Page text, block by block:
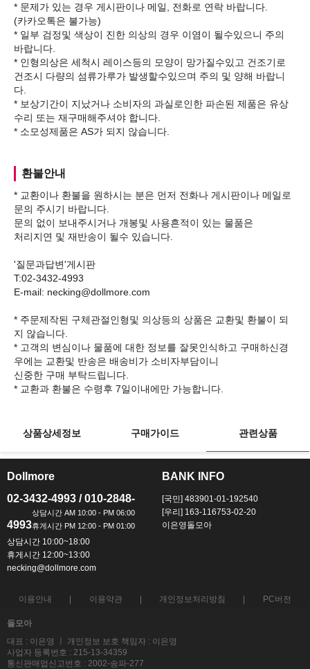
* 문제가 있는 경우 게시판이나 메일, 전화로 연락 바랍니다.
(카카오톡은 불가능)
* 일부 검정및 색상이 진한 의상의 경우 이염이 될수있으니 주의
바랍니다.
* 인형의상은 세척시 레이스등의 모양이 망가질수있고 건조기로
건조시 다량의 섬류가루가 발생할수있으며 주의 및 양해 바랍니
다.
* 보상기간이 지났거나 소비자의 과실로인한 파손된 제품은 유상
수리 또는 재구매해주셔야 합니다.
환불안내
* 교환이나 환불을 원하시는 분은 먼저 전화나 게시판이나 메일로
문의 주시기 바랍니다.
문의 없이 보내주시거나 개봉및 사용흔적이 있는 물품은
처리지연 및 재반송이 될수 있습니다.
'질문과답변'게시판
T:02-3432-4993
E-mail: necking@dollmore.com
* 주문제작된 구체관절인형및 의상등의 상품은 교환및 환불이 되
지 않습니다.
* 고객의 변심이나 물품에 대한 정보를 잘못인식하고 구매하신경
우에는 교환및 반송은 배송비가 소비자부담이니
신중한 구매 부탁드립니다.
상품상세정보 구매가이드 관련상품
Dollmore
02-3432-4993 / 010-2848-
4993
상담시간 10:00~18:00
휴게시간 12:00~13:00
necking@dollmore.com
BANK INFO
[국민] 483901-01-192540
[우리] 163-116753-02-20
이은영돌모아
이용안내 이용약관 개인정보처리방침 PC버전
돌모아
대표 : 이은영 ㅣ 개인정보 보호 책임자 : 이은영
사업자 등록번호 : 215-13-34359
통신판매업신고번호 : 2002-송파-277